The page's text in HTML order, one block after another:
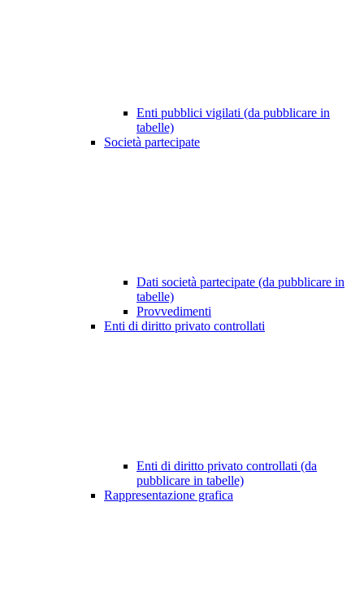
Enti pubblici vigilati (da pubblicare in
tabelle)
Società partecipate
Dati società partecipate (da pubblicare in
tabelle)
Provvedimenti
Enti di diritto privato controllati
Enti di diritto privato controllati (da
pubblicare in tabelle)
Rappresentazione grafica